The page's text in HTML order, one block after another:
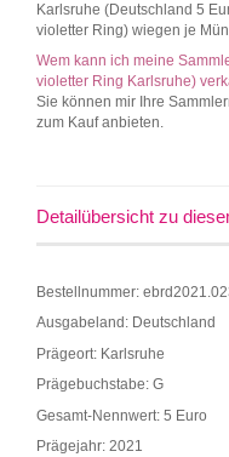
Karlsruhe (Deutschland 5
violetter Ring) wiegen je
Wem kann ich meine
violetter Ring Karlsruhe)
Sie können mir Ihre
zum Kauf anbieten.
Detailübersicht zu
Bestellnummer:
Ausgabeland: Deutschland
Prägeort: Karlsruhe
Prägebuchstabe: G
Gesamt-Nennwert: 5 Euro
Prägejahr: 2021